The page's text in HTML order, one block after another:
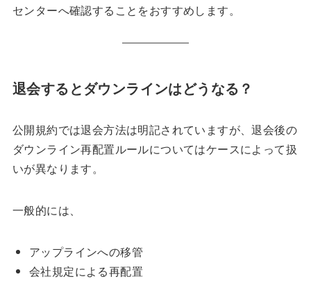
センターへ確認することをおすすめします。
退会するとダウンラインはどうなる？
公開規約では退会方法は明記されていますが、退会後の
ダウンライン再配置ルールについてはケースによって扱
いが異なります。
一般的には、
アップラインへの移管
会社規定による再配置